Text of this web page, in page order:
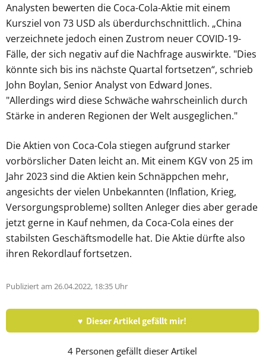
Analysten bewerten die Coca-Cola-Aktie mit einem
Kursziel von 73 USD als überdurchschnittlich. „China
verzeichnete jedoch einen Zustrom neuer COVID-19-
Fälle, der sich negativ auf die Nachfrage auswirkte. "Dies
könnte sich bis ins nächste Quartal fortsetzen“, schrieb
John Boylan, Senior Analyst von Edward Jones.
"Allerdings wird diese Schwäche wahrscheinlich durch
Stärke in anderen Regionen der Welt ausgeglichen."
Die Aktien von Coca-Cola stiegen aufgrund starker
vorbörslicher Daten leicht an. Mit einem KGV von 25 im
Jahr 2023 sind die Aktien kein Schnäppchen mehr,
angesichts der vielen Unbekannten (Inflation, Krieg,
Versorgungsprobleme) sollten Anleger dies aber gerade
jetzt gerne in Kauf nehmen, da Coca-Cola eines der
stabilsten Geschäftsmodelle hat. Die Aktie dürfte also
ihren Rekordlauf fortsetzen.
Publiziert am 26.04.2022, 18:35 Uhr
♥ Dieser Artikel gefällt mir!
4Personen gefällt dieser Artikel